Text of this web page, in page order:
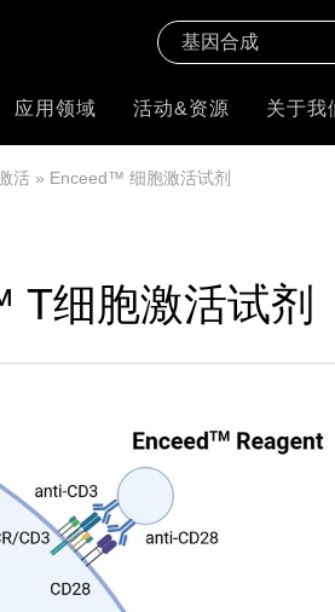
应用领域 活动&资源 关于我
活 » Enceed™ 细胞激活试剂
T细胞激活试剂